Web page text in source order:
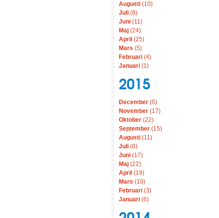
Augusti (10)
Juli (8)
Juni (11)
Maj (24)
April (25)
Mars (5)
Februari (4)
Januari (1)
2015
December (5)
November (17)
Oktober (22)
September (15)
Augusti (11)
Juli (8)
Juni (17)
Maj (22)
April (19)
Mars (10)
Februari (3)
Januari (6)